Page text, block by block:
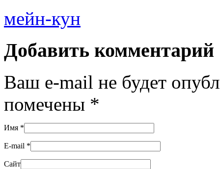
мейн-кун
Добавить комментарий
Ваш e-mail не будет
помечены *
Имя *
E-mail *
Сайт